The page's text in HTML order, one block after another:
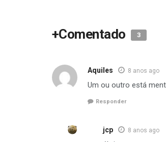
+Comentado 3
Aquiles 8 anos ago
Um ou outro está
Responder
jcp 8 anos ago